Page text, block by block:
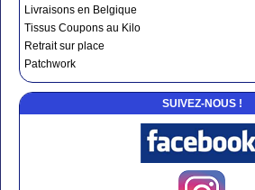
Livraisons en Belgique
Tissus Coupons au Kilo
Retrait sur place
Patchwork
SUIVEZ-NOUS !